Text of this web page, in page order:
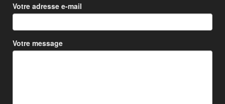
Votre adresse e-mail
Votre message